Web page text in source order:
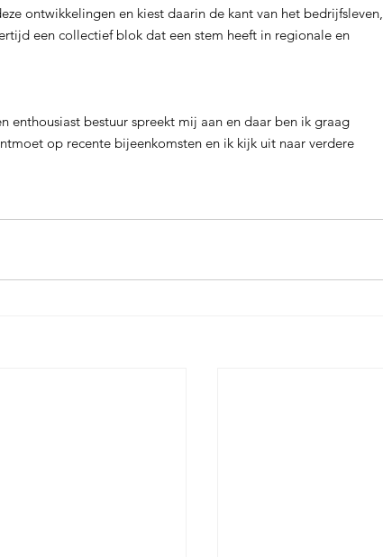
ontwikkelingen en kiest daarin de kant van het bedrijfsleven,
een collectief blok dat een stem heeft in regionale en
enthousiast bestuur spreekt mij aan en daar ben ik graag
op recente bijeenkomsten en ik kijk uit naar verdere